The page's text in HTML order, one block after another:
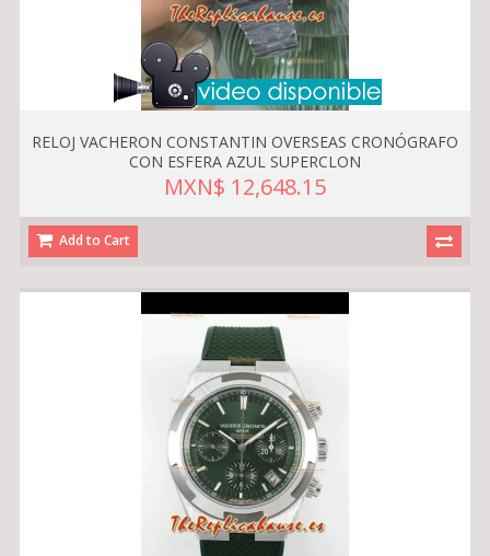
RELOJ VACHERON CONSTANTIN OVERSEAS CRONÓGRAFO
CON ESFERA AZUL SUPERCLON
MXN$ 12,648.15
Add to Cart